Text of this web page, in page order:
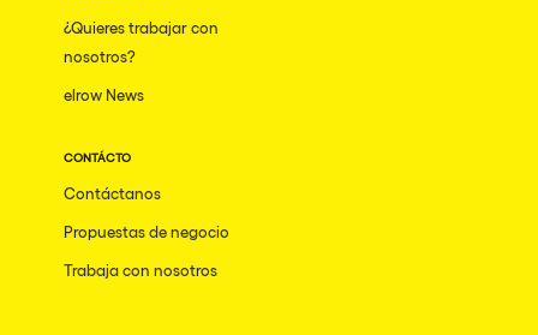
¿Quieres trabajar con
nosotros?
elrow News
CONTÁCTO
Contáctanos
Propuestas de negocio
Trabaja con nosotros